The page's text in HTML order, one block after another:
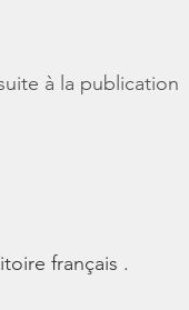
à la publication
français .